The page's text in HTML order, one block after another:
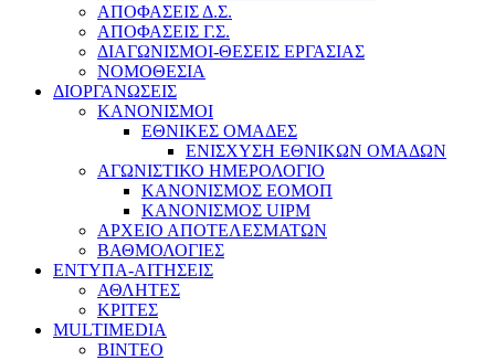
ΑΠΟΦΑΣΕΙΣ Δ.Σ.
ΑΠΟΦΑΣΕΙΣ Γ.Σ.
ΔΙΑΓΩΝΙΣΜΟΙ-ΘΕΣΕΙΣ ΕΡΓΑΣΙΑΣ
ΝΟΜΟΘΕΣΙΑ
ΔΙΟΡΓΑΝΩΣΕΙΣ
ΚΑΝΟΝΙΣΜΟΙ
ΕΘΝΙΚΕΣ ΟΜΑΔΕΣ
ΕΝΙΣΧΥΣΗ ΕΘΝΙΚΩΝ ΟΜΑΔΩΝ
ΑΓΩΝΙΣΤΙΚΟ ΗΜΕΡΟΛΟΓΙΟ
ΚΑΝΟΝΙΣΜΟΣ ΕΟΜΟΠ
ΚΑΝΟΝΙΣΜΟΣ UIPM
ΑΡΧΕΙΟ ΑΠΟΤΕΛΕΣΜΑΤΩΝ
ΒΑΘΜΟΛΟΓΙΕΣ
ΕΝΤΥΠΑ-ΑΙΤΗΣΕΙΣ
ΑΘΛΗΤΕΣ
ΚΡΙΤΕΣ
MULTIMEDIA
ΒΙΝΤΕΟ